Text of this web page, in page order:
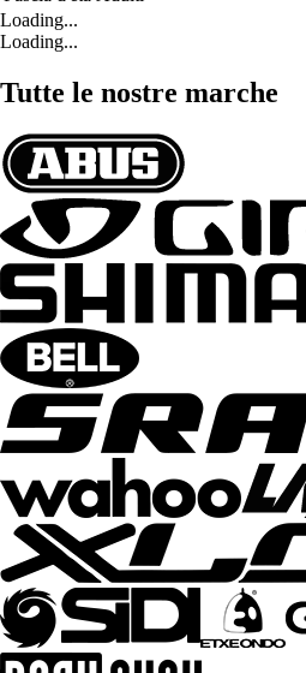
Loading...
Loading...
Tutte le nostre marche